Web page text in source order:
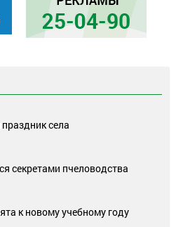
села
секретами пчеловодства
к новому учебному году